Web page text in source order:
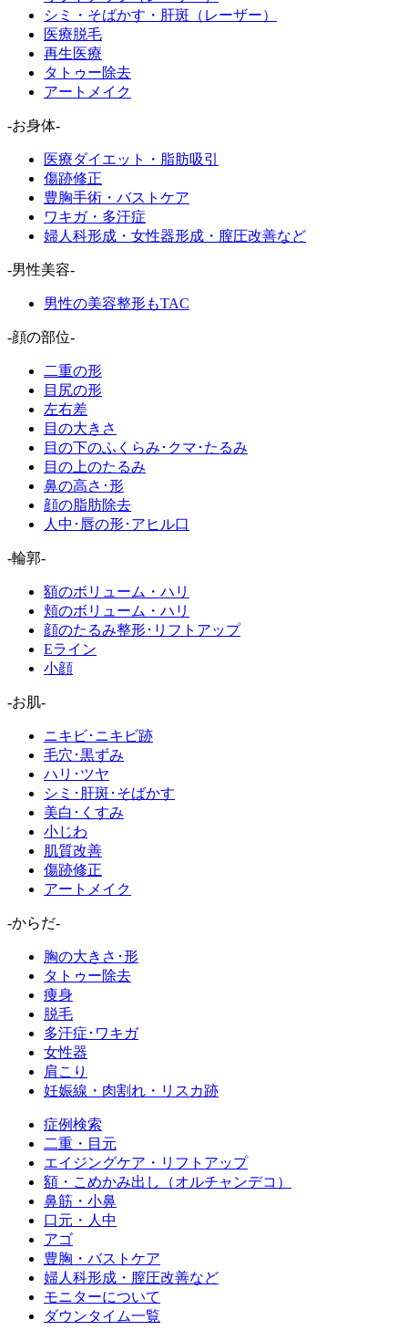
シミ・そばかす・肝斑（レーザー）
医療脱毛
再生医療
タトゥー除去
アートメイク
-お身体-
医療ダイエット・脂肪吸引
傷跡修正
豊胸手術・バストケア
ワキガ・多汗症
婦人科形成・女性器形成・膣圧改善など
-男性美容-
男性の美容整形もTAC
-顔の部位-
二重の形
目尻の形
左右差
目の大きさ
目の下のふくらみ･クマ･たるみ
目の上のたるみ
鼻の高さ･形
顔の脂肪除去
人中･唇の形･アヒル口
-輪郭-
額のボリューム・ハリ
頬のボリューム・ハリ
顔のたるみ整形･リフトアップ
Eライン
小顔
-お肌-
ニキビ･ニキビ跡
毛穴･黒ずみ
ハリ･ツヤ
シミ･肝斑･そばかす
美白･くすみ
小じわ
肌質改善
傷跡修正
アートメイク
-からだ-
胸の大きさ･形
タトゥー除去
痩身
脱毛
多汗症･ワキガ
女性器
肩こり
妊娠線・肉割れ・リスカ跡
症例検索
二重・目元
エイジングケア・リフトアップ
額・こめかみ出し（オルチャンデコ）
鼻筋・小鼻
口元・人中
アゴ
豊胸・バストケア
婦人科形成・膣圧改善など
モニターについて
ダウンタイム一覧